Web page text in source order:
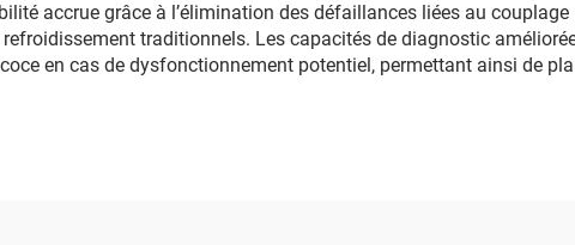
accrue grâce à l’élimination des défaillances liées au
traditionnels. Les capacités de diagnostic
en cas de dysfonctionnement potentiel, permettant ainsi de